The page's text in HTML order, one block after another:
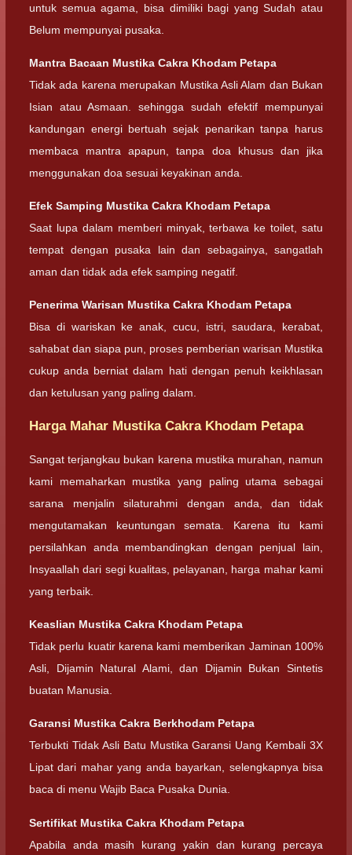
untuk semua agama, bisa dimiliki bagi yang Sudah atau
Belum mempunyai pusaka.
Mantra Bacaan Mustika Cakra Khodam Petapa
Tidak ada karena merupakan Mustika Asli Alam dan Bukan
Isian atau Asmaan. sehingga sudah efektif mempunyai
kandungan energi bertuah sejak penarikan tanpa harus
membaca mantra apapun, tanpa doa khusus dan jika
menggunakan doa sesuai keyakinan anda.
Efek Samping Mustika Cakra Khodam Petapa
Saat lupa dalam memberi minyak, terbawa ke toilet, satu
tempat dengan pusaka lain dan sebagainya, sangatlah
aman dan tidak ada efek samping negatif.
Penerima Warisan Mustika Cakra Khodam Petapa
Bisa di wariskan ke anak, cucu, istri, saudara, kerabat,
sahabat dan siapa pun, proses pemberian warisan Mustika
cukup anda berniat dalam hati dengan penuh keikhlasan
dan ketulusan yang paling dalam.
Harga Mahar Mustika Cakra Khodam Petapa
Sangat terjangkau bukan karena mustika murahan, namun
kami memaharkan mustika yang paling utama sebagai
sarana menjalin silaturahmi dengan anda, dan tidak
mengutamakan keuntungan semata. Karena itu kami
persilahkan anda membandingkan dengan penjual lain,
Insyaallah dari segi kualitas, pelayanan, harga mahar kami
yang terbaik.
Keaslian Mustika Cakra Khodam Petapa
Tidak perlu kuatir karena kami memberikan Jaminan 100%
Asli, Dijamin Natural Alami, dan Dijamin Bukan Sintetis
buatan Manusia.
Garansi Mustika Cakra Berkhodam Petapa
Terbukti Tidak Asli Batu Mustika Garansi Uang Kembali 3X
Lipat dari mahar yang anda bayarkan, selengkapnya bisa
baca di menu Wajib Baca Pusaka Dunia.
Sertifikat Mustika Cakra Khodam Petapa
Apabila anda masih kurang yakin dan kurang percaya